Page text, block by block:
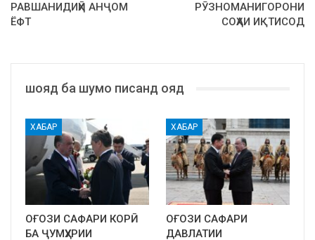
РАВШАНИДИҲӢ АНҶОМ
ЁФТ
РӮЗНОМАНИГОРОНИ
СОҲАИ ИҚТИСОД
шояд ба шумо писанд ояд
ХАБАР
ОҒОЗИ САФАРИ КОРӢ
БА ҶУМҲУРИИ
ХАБАР
ОҒОЗИ САФАРИ
ДАВЛАТИИ